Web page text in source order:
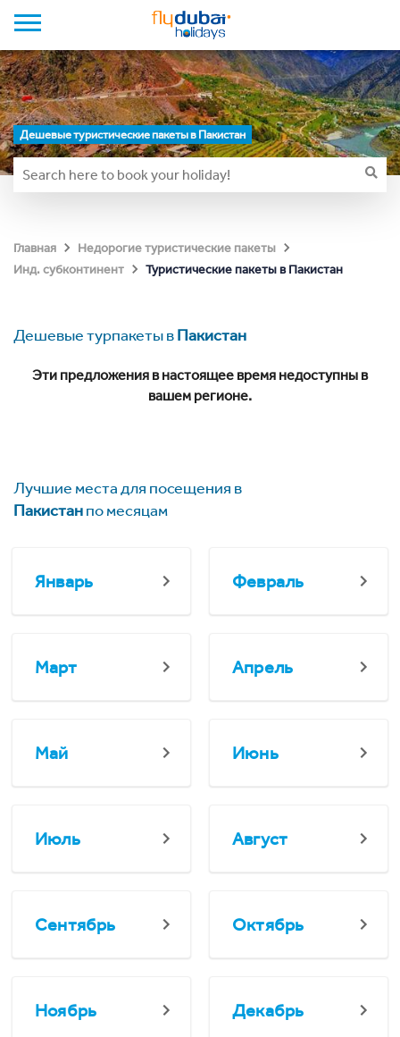
Дешевые туристические пакеты в Пакистан
Главная
Недорогие туристические пакеты
Инд. субконтинент
Туристические пакеты в Пакистан
Дешевые турпакеты вПакистан
Эти предложения в настоящее время недоступны в
вашем регионе.
Лучшие места для посещения в
Пакистанпо месяцам
Январь Февраль
Март Апрель
Май Июнь
Июль Август
Сентябрь Октябрь
Ноябрь Декабрь